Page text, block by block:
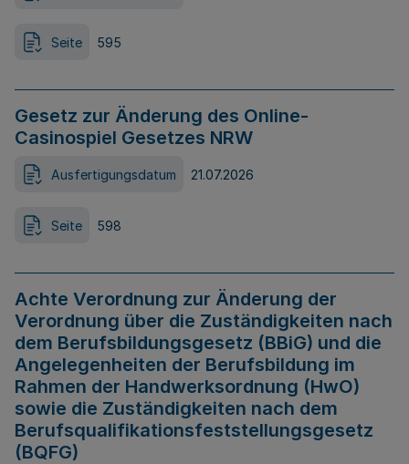
Seite 595
Gesetz zur Änderung des Online-
Casinospiel Gesetzes NRW
Ausfertigungsdatum 21.07.2026
Seite 598
Achte Verordnung zur Änderung der
Verordnung über die Zuständigkeiten nach
dem Berufsbildungsgesetz (BBiG) und die
Angelegenheiten der Berufsbildung im
Rahmen der Handwerksordnung (HwO)
sowie die Zuständigkeiten nach dem
Berufsqualifikationsfeststellungsgesetz
(BQFG)